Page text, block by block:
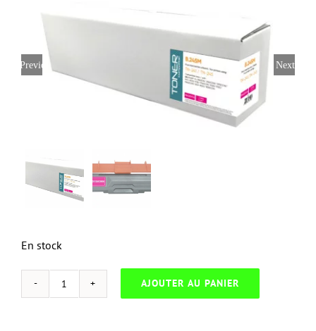
Previous Next
En stock
quantité
AJOUTER AU PANIER